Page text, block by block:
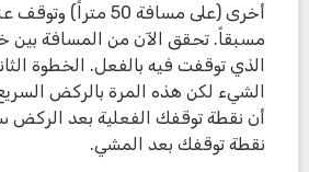
أخرى (على مسافة 50
مسبقاً. تحقق الآن من المسافة بين
الذي توقفت فيه بالفعل. الخطوة
الشيء لكن هذه المرة بالركض
أن نقطة توقفك الفعلية بعد الركض
نقطة توقفك بعد المشي.